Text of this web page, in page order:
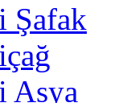
Şafak
Asya